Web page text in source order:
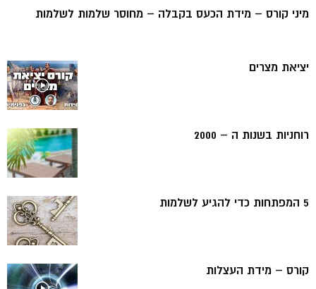
מיני קורס – מידת הכעס בקבלה – מחוסר שלמות לשלמות
יציאת מצרים
רוחניות בשנות ה – 2000
5 המפתחות כדי להגיע לשלמות
קורס – מידת העצלות